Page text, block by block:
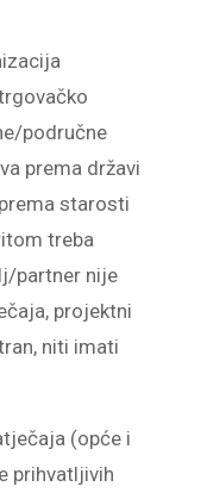
područne
prema državi
starosti
treba
partner nije
projektni
niti imati
(opće i
prihvatljivih